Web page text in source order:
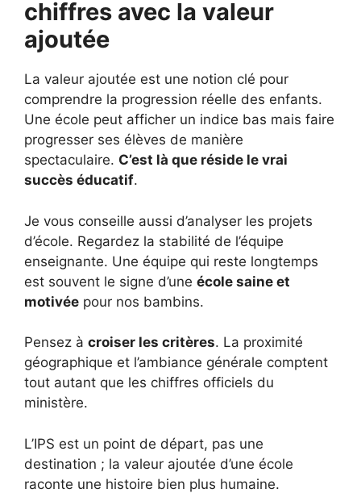
chiffres avec la valeur
ajoutée
La valeur ajoutée est une notion clé pour
comprendre la progression réelle des enfants.
Une école peut afficher un indice bas mais faire
progresser ses élèves de manière
spectaculaire. C’est là que réside le vrai
succès éducatif.
Je vous conseille aussi d’analyser les projets
d’école. Regardez la stabilité de l’équipe
enseignante. Une équipe qui reste longtemps
est souvent le signe d’une école saine et
motivée pour nos bambins.
Pensez à croiser les critères. La proximité
géographique et l’ambiance générale comptent
tout autant que les chiffres officiels du
ministère.
L’IPS est un point de départ, pas une
destination ; la valeur ajoutée d’une école
raconte une histoire bien plus humaine.